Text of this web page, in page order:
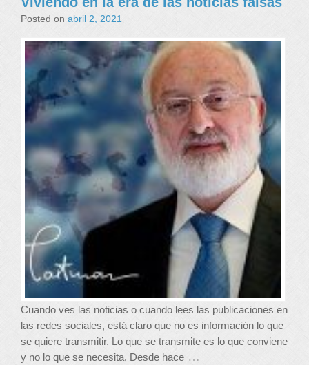
Posted on abril 2, 2021
Cuando ves las noticias o cuando lees las publicaciones en
las redes sociales, está claro que no es información lo que
se quiere transmitir. Lo que se transmite es lo que conviene
y no lo que se necesita. Desde hace …